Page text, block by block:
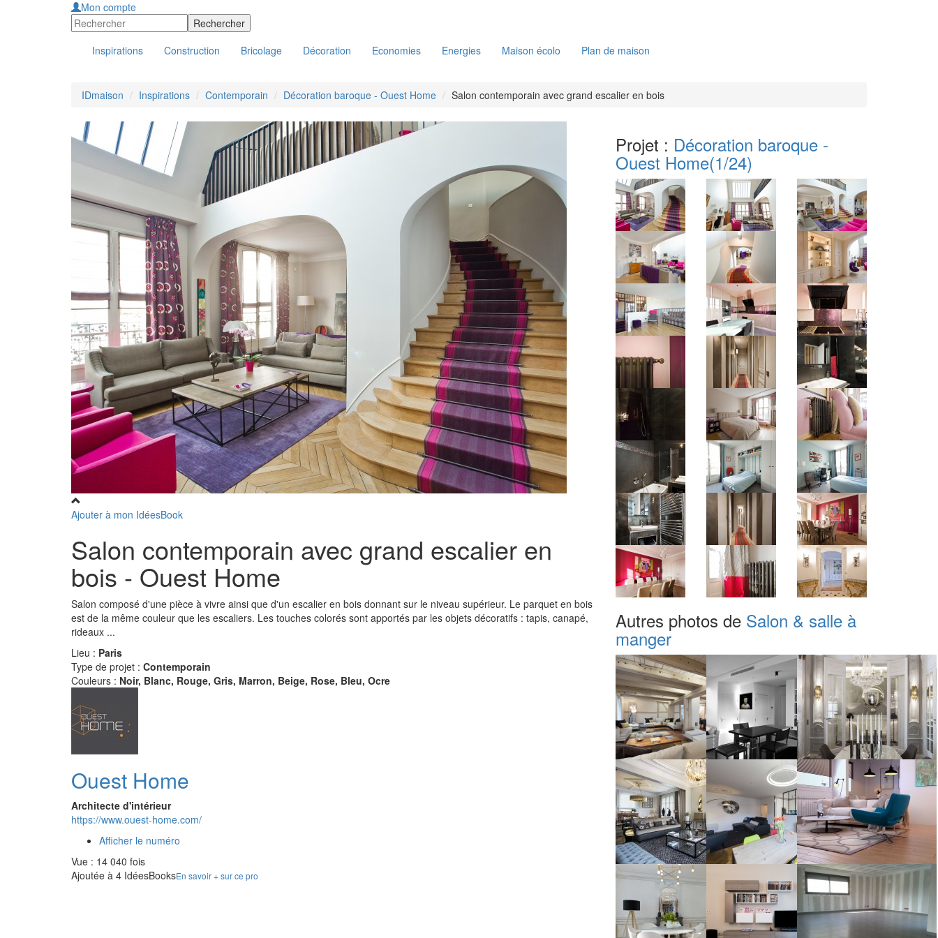
Mon compte
Inspirations Construction Bricolage Décoration Economies Energies Maison écolo Plan de maison
IDmaison Inspirations Contemporain Décoration baroque - Ouest Home Salon contemporain avec grand escalier en bois
Ajouter à mon IdéesBook
Salon contemporain avec grand escalier en
bois - Ouest Home
Salon composé d'une pièce à vivre ainsi que d'un escalier en bois donnant sur le niveau supérieur. Le parquet en bois
est de la même couleur que les escaliers. Les touches colorés sont apportés par les objets décoratifs : tapis, canapé,
rideaux ...
Lieu : Paris
Type de projet : Contemporain
Couleurs : Noir, Blanc, Rouge, Gris, Marron, Beige, Rose, Bleu, Ocre
Ouest Home
Architecte d'intérieur
https://www.ouest-home.com/
Afficher le numéro
Vue : 14 040 fois
Ajoutée à 4 IdéesBooksEn savoir + sur ce pro
Projet : Décoration baroque -
Ouest Home(1/24)
Autres photos de Salon & salle à
manger